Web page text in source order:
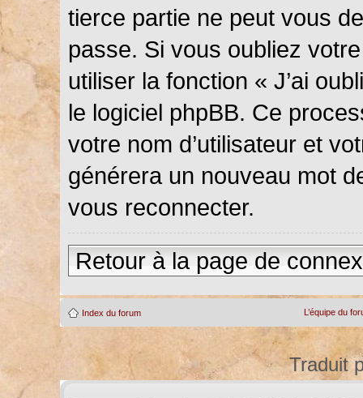
tierce partie ne peut vous
passe. Si vous oubliez
utiliser la fonction « J’ai
le logiciel phpBB. Ce
votre nom d’utilisateur et
générera un nouveau mot
vous reconnecter.
Retour à la page de
Index du forum L’équipe du
Traduit